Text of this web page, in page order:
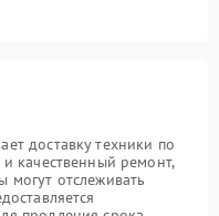
доставку техники по
качественный ремонт,
могут отслеживать